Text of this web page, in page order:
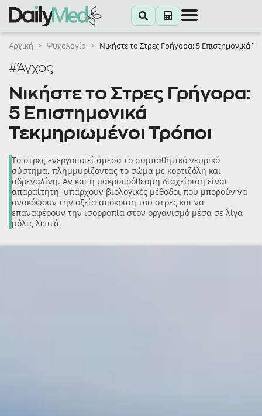
Αρχική > Ψυχολογία > Νικήστε το Στρες Γρήγορα: 5 Επιστημονικά
#Άγχος
Νικήστε το Στρες Γρήγορα:
5 Επιστημονικά
Τεκμηριωμένοι Τρόποι
Το στρες ενεργοποιεί άμεσα το συμπαθητικό νευρικό
σύστημα, πλημμυρίζοντας το σώμα με κορτιζόλη και
αδρεναλίνη. Αν και η μακροπρόθεσμη διαχείριση είναι
απαραίτητη, υπάρχουν βιολογικές μέθοδοι που μπορούν να
ανακόψουν την οξεία απόκριση του στρες και να
επαναφέρουν την ισορροπία στον οργανισμό μέσα σε λίγα
μόλις λεπτά.